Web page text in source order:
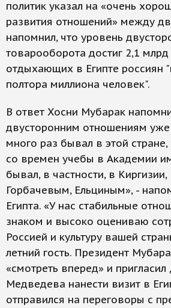
политик указал на «очень
развития отношений» между
напомнил, что уровень
товарооборота достиг 2,1 млрд
отдыхающих в Египте россиян
полтора миллиона человек".
В ответ Хосни Мубарак
двусторонним отношениям уже
много раз бывал в этой
со времен учебы в Академии
бывал, в частности, в Киргизии,
Горбачевым, Ельциным», -
Египта. «У нас стабильные
знаком и высоко оцениваю
Россией и культуру вашей
летний гость. Президент
«смотреть вперед» и
Медведева нанести визит в
отправился на переговоры с